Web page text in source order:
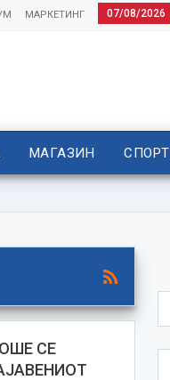
07/08/2026
МАРКЕТИНГ
МАГАЗИН СПОРТ
СЕ